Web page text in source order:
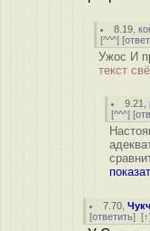
8.19 ,
[^^^] [
Ужос И
текст
9.21 ,
[^^^] [
7.70 ,
[ответить] [↑